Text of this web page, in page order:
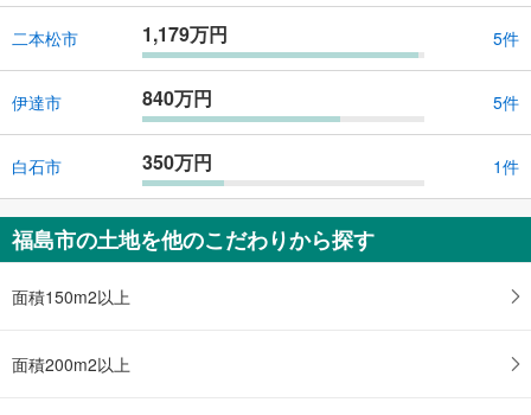
二本松市 1,179万円 5件
伊達市 840万円 5件
白石市 350万円 1件
福島市の土地を他のこだわりから探す
面積150m2以上
面積200m2以上